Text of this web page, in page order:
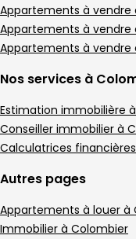
Appartements à vendre
Appartements à vendre
Appartements à
Nos services à
Estimation immobilière
Conseiller immobilier à
Calculatrices financières
Autres pages
Appartements à louer à
Immobilier à Colombier